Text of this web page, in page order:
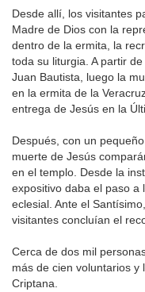
Desde allí, los visitantes
Madre de Dios con la
dentro de la ermita, la
toda su liturgia. A partir
Juan Bautista, luego la
en la ermita de la
entrega de Jesús en la
Después, con un
muerte de Jesús
en el templo. Desde la
expositivo daba el paso a
eclesial. Ante el
visitantes concluían el
Cerca de dos mil
más de cien voluntarios
Criptana.